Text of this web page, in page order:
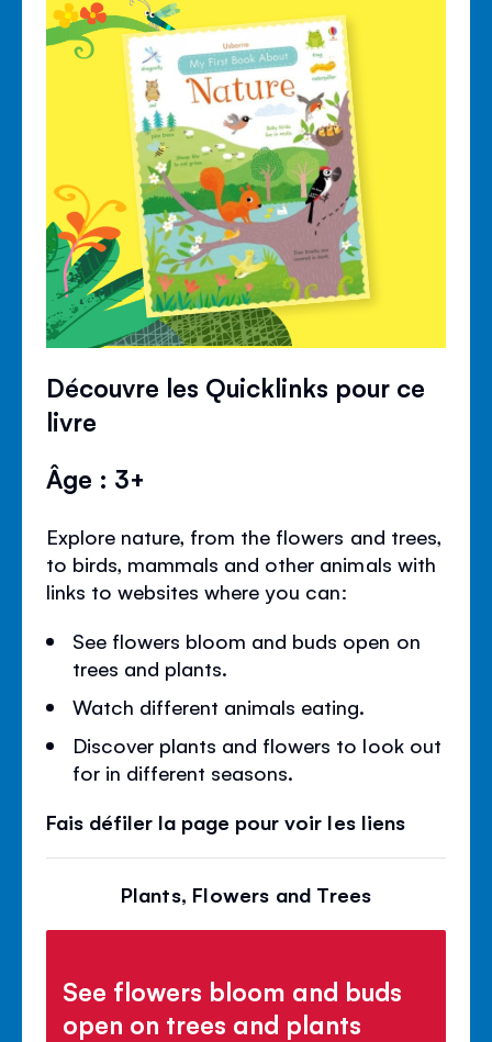
Découvre les Quicklinks pour ce
livre
Âge : 3+
Explore nature, from the flowers and trees,
to birds, mammals and other animals with
links to websites where you can:
See flowers bloom and buds open on
trees and plants.
Watch different animals eating.
Discover plants and flowers to look out
for in different seasons.
Fais défiler la page pour voir les liens
Plants, Flowers and Trees
See flowers bloom and buds
open on trees and plants